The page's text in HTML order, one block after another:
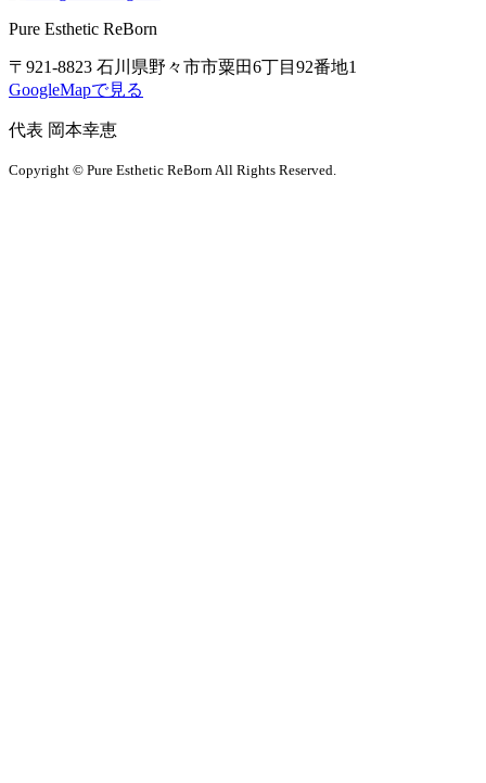
Pure Esthetic ReBorn
〒921-8823 石川県野々市市粟田6丁目92番地1
GoogleMapで見る
代表 岡本幸恵
Copyright © Pure Esthetic ReBorn All Rights Reserved.